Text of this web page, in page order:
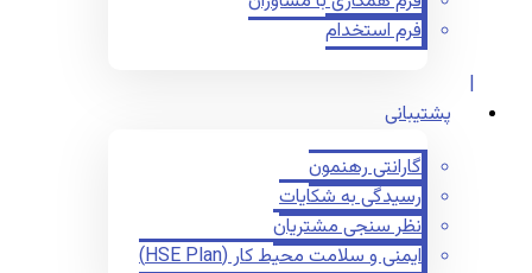
فرم استخدام
پشتیبانی
گارانتی رهنمون
رسیدگی به شکایات
نظر سنجی مشتریان
ایمنی و سلامت محیط کار (HSE Plan)